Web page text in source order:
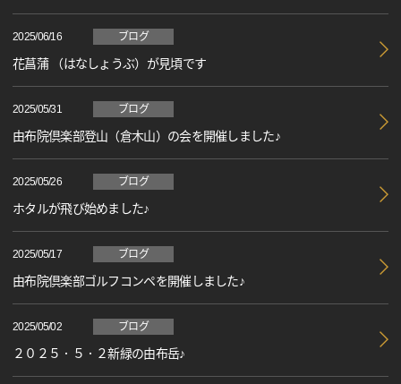
2025/06/16 ブログ
花菖蒲 （はなしょうぶ）が見頃です
2025/05/31 ブログ
由布院倶楽部登山（倉木山）の会を開催しました♪
2025/05/26 ブログ
ホタルが飛び始めました♪
2025/05/17 ブログ
由布院倶楽部ゴルフコンペを開催しました♪
2025/05/02 ブログ
２０２５．５．２新緑の由布岳♪